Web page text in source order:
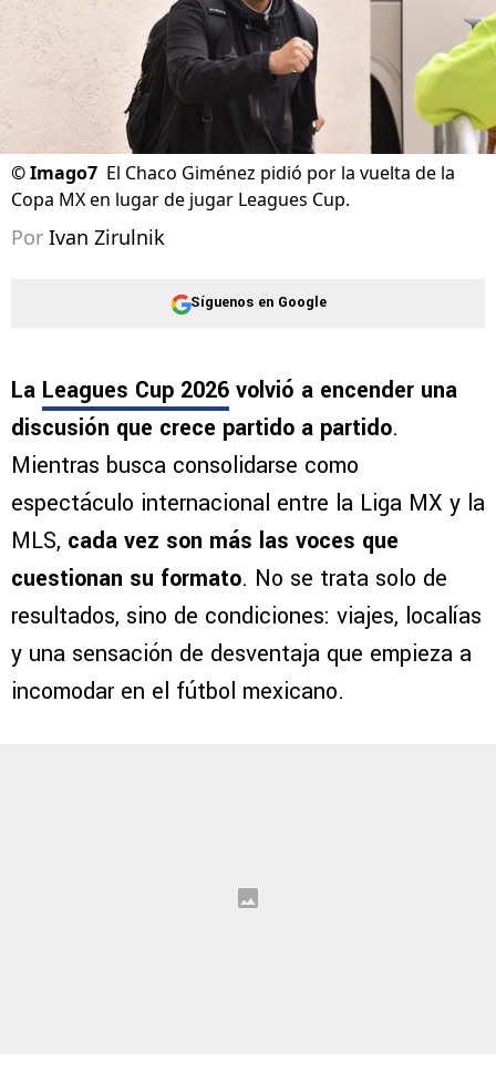
©Imago7 El Chaco Giménez pidió por la vuelta de la
Copa MX en lugar de jugar Leagues Cup.
Por Ivan Zirulnik
Síguenos en Google
La Leagues Cup 2026 volvió a encender una
discusión que crece partido a partido.
Mientras busca consolidarse como
espectáculo internacional entre la Liga MX y la
MLS, cada vez son más las voces que
cuestionan su formato. No se trata solo de
resultados, sino de condiciones: viajes, localías
y una sensación de desventaja que empieza a
incomodar en el fútbol mexicano.